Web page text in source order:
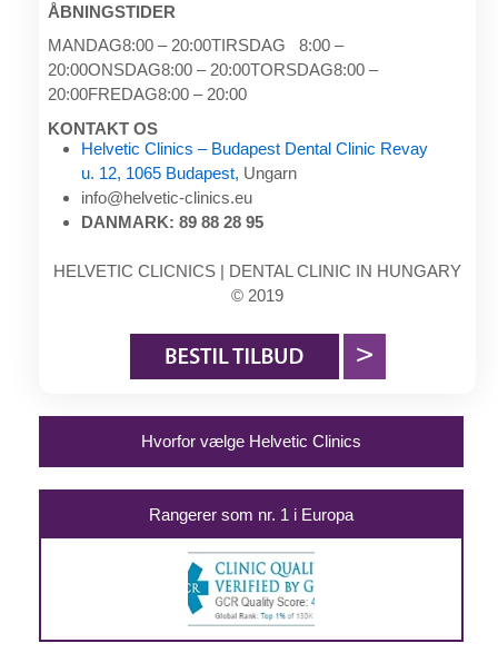
ÅBNINGSTIDER
MANDAG8:00 – 20:00TIRSDAG 8:00 –
20:00ONSDAG8:00 – 20:00TORSDAG8:00 –
20:00FREDAG8:00 – 20:00
KONTAKT OS
Helvetic Clinics – Budapest Dental Clinic Revay
u. 12, 1065 Budapest, Ungarn
info@helvetic-clinics.eu
DANMARK: 89 88 28 95
HELVETIC CLICNICS | DENTAL CLINIC IN HUNGARY
© 2019
Hvorfor vælge Helvetic Clinics
Rangerer som nr. 1 i Europa